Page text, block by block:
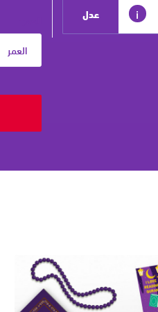
مزيد
من
i
من فلسطين، 28,281 منهم من غزة، و4,562 منهم من
القائمة المنسدلة لتوجيه كفالتك
47,000 يتيم